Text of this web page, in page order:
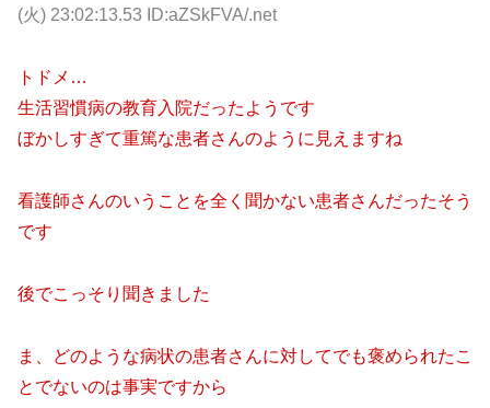
(火) 23:02:13.53 ID:aZSkFVA/.net
トドメ…
生活習慣病の教育入院だったようです
ぼかしすぎて重篤な患者さんのように見えますね
看護師さんのいうことを全く聞かない患者さんだったそう
です
後でこっそり聞きました
ま、どのような病状の患者さんに対してでも褒められたこ
とでないのは事実ですから